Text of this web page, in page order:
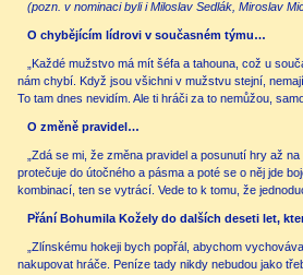
(pozn. v nominaci byli i Miloslav Sedlák, Miroslav
O chybějícím lídrovi v současném týmu…
„Každé mužstvo má mít šéfa a tahouna, což u
nám chybí. Když jsou všichni v mužstvu stejní,
To tam dnes nevidím. Ale ti hráči za to nemůžou,
O změně pravidel…
„Zdá se mi, že změna pravidel a posunutí hry až
protečuje do útočného a pásma a poté se o něj jde
kombinací, ten se vytrácí. Vede to k tomu, že
Přání Bohumila Kožely do dalších deseti let,
„Zlínskému hokeji bych popřál, abychom
nakupovat hráče. Peníze tady nikdy nebudou jako